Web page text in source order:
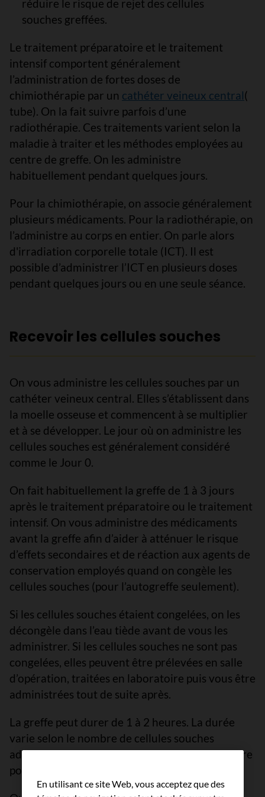
réduire le risque de rejet des cellules
souches greffées.
Le traitement préparatoire et le traitement
intensif comportent généralement
l’administration de fortes doses de
chimiothérapie par un cathéter veineux central(
tube). On la fait suivre parfois d’une
radiothérapie. Ces traitements varient selon la
maladie à traiter et les méthodes employées au
centre de greffe. On les administre
habituellement pendant quelques jours.
Pour la chimiothérapie, on associe généralement
plusieurs médicaments. Pour la radiothérapie, on
l’administre au corps en entier. On parle alors
d'irradiation corporelle totale (ICT). Il est
possible d’administrer l’ICT en plusieurs doses
pendant quelques jours ou en une seule séance.
Recevoir les cellules souches
On vous administre les cellules souches par un
cathéter veineux central. Elles s’établissent dans
la moelle osseuse et commencent à se multiplier
et à se développer. Le jour où on administre les
cellules souches est généralement considéré
comme le Jour 0.
On fait habituellement la greffe de 1 à 3 jours
après le traitement préparatoire ou le traitement
intensif. On vous administre des médicaments
avant la greffe afin d’aider à atténuer le risque
d’effets secondaires et de réaction aux agents de
conservation employés quand on congèle les
cellules souches (pour l’autogreffe seulement).
Si les cellules souches étaient congelées, on les
décongèle dans l’eau tiède avant de vous les
administrer. Si les cellules souches ne sont pas
congelées, elles peuvent être prélevées en salle
d’opération, traitées en laboratoire puis vous être
administrées tout de suite après.
La greffe peut durer de 1 à 2 heures. La durée
varie selon le nombre de cellules souches
administrées, qui est calculé en fonction de votre
poids.
En utilisant ce site Web, vous acceptez que des